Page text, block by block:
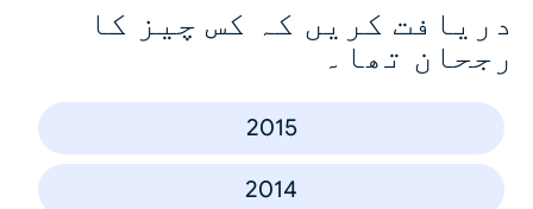
دریافت کریں کہ کس چیز کا
رجحان تھا۔
2015
2014